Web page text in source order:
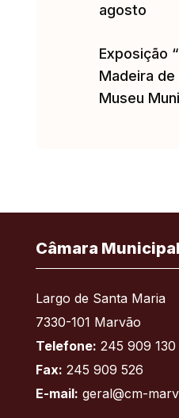
agosto
Exposição
Madeira de
Museu
Câmara
Largo de Santa Maria
7330-101 Marvão
Telefone: 245 909 130
Fax: 245 909 526
E-mail: geral@cm-